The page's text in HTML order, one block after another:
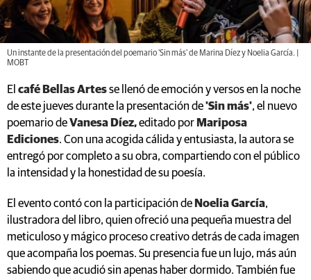
Un instante de la presentación del poemario 'Sin más' de Marina Díez y Noelia García. |
MOBT
El café Bellas Artesse llenó de emoción y versos en la noche
de este jueves durante la presentación de'Sin más', el nuevo
poemario deVanesa Díez,editado por Mariposa
Ediciones. Con una acogida cálida y entusiasta, la autora se
entregó por completo a su obra, compartiendo con el público
la intensidad y la honestidad de su poesía.
El evento contó con la participación de Noelia García,
ilustradora del libro, quien ofreció una pequeña muestra del
meticuloso y mágico proceso creativo detrás de cada imagen
que acompaña los poemas. Su presencia fue un lujo, más aún
sabiendo que acudió sin apenas haber dormido. También fue